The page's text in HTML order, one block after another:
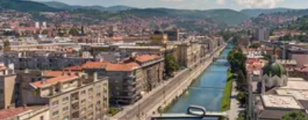
Społeczeństwo
Wojna na Ukrainie
Świat